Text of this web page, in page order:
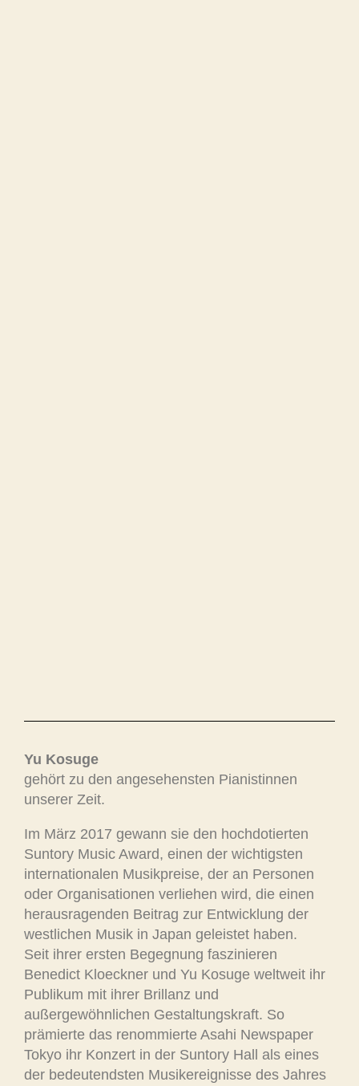
Yu Kosuge
gehört zu den angesehensten Pianistinnen
unserer Zeit.
Im März 2017 gewann sie den hochdotierten
Suntory Music Award, einen der wichtigsten
internationalen Musikpreise, der an Personen
oder Organisationen verliehen wird, die einen
herausragenden Beitrag zur Entwicklung der
westlichen Musik in Japan geleistet haben.
Seit ihrer ersten Begegnung faszinieren
Benedict Kloeckner und Yu Kosuge weltweit ihr
Publikum mit ihrer Brillanz und
außergewöhnlichen Gestaltungskraft. So
prämierte das renommierte Asahi Newspaper
Tokyo ihr Konzert in der Suntory Hall als eines
der bedeutendsten Musikereignisse des Jahres